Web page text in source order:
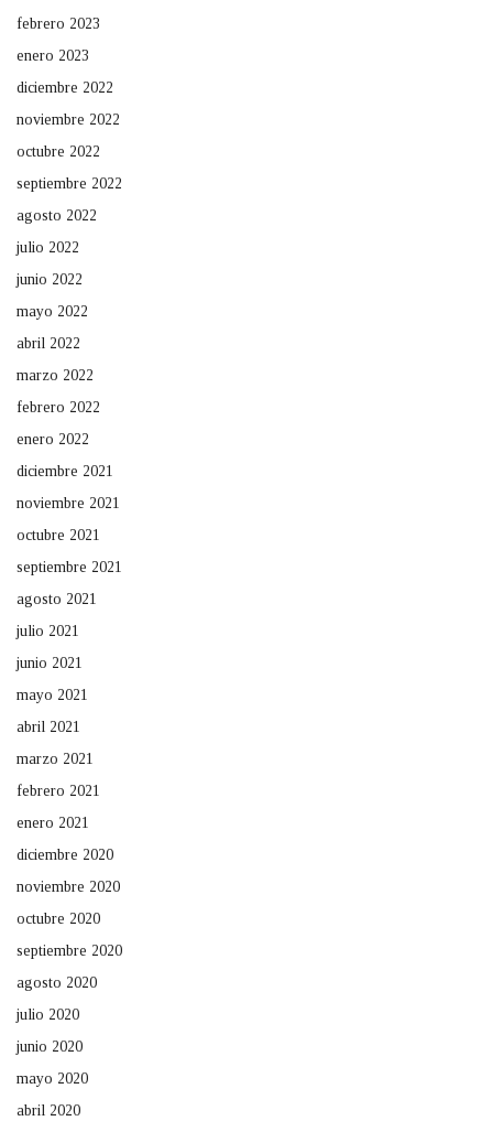
febrero 2023
enero 2023
diciembre 2022
noviembre 2022
octubre 2022
septiembre 2022
agosto 2022
julio 2022
junio 2022
mayo 2022
abril 2022
marzo 2022
febrero 2022
enero 2022
diciembre 2021
noviembre 2021
octubre 2021
septiembre 2021
agosto 2021
julio 2021
junio 2021
mayo 2021
abril 2021
marzo 2021
febrero 2021
enero 2021
diciembre 2020
noviembre 2020
octubre 2020
septiembre 2020
agosto 2020
julio 2020
junio 2020
mayo 2020
abril 2020